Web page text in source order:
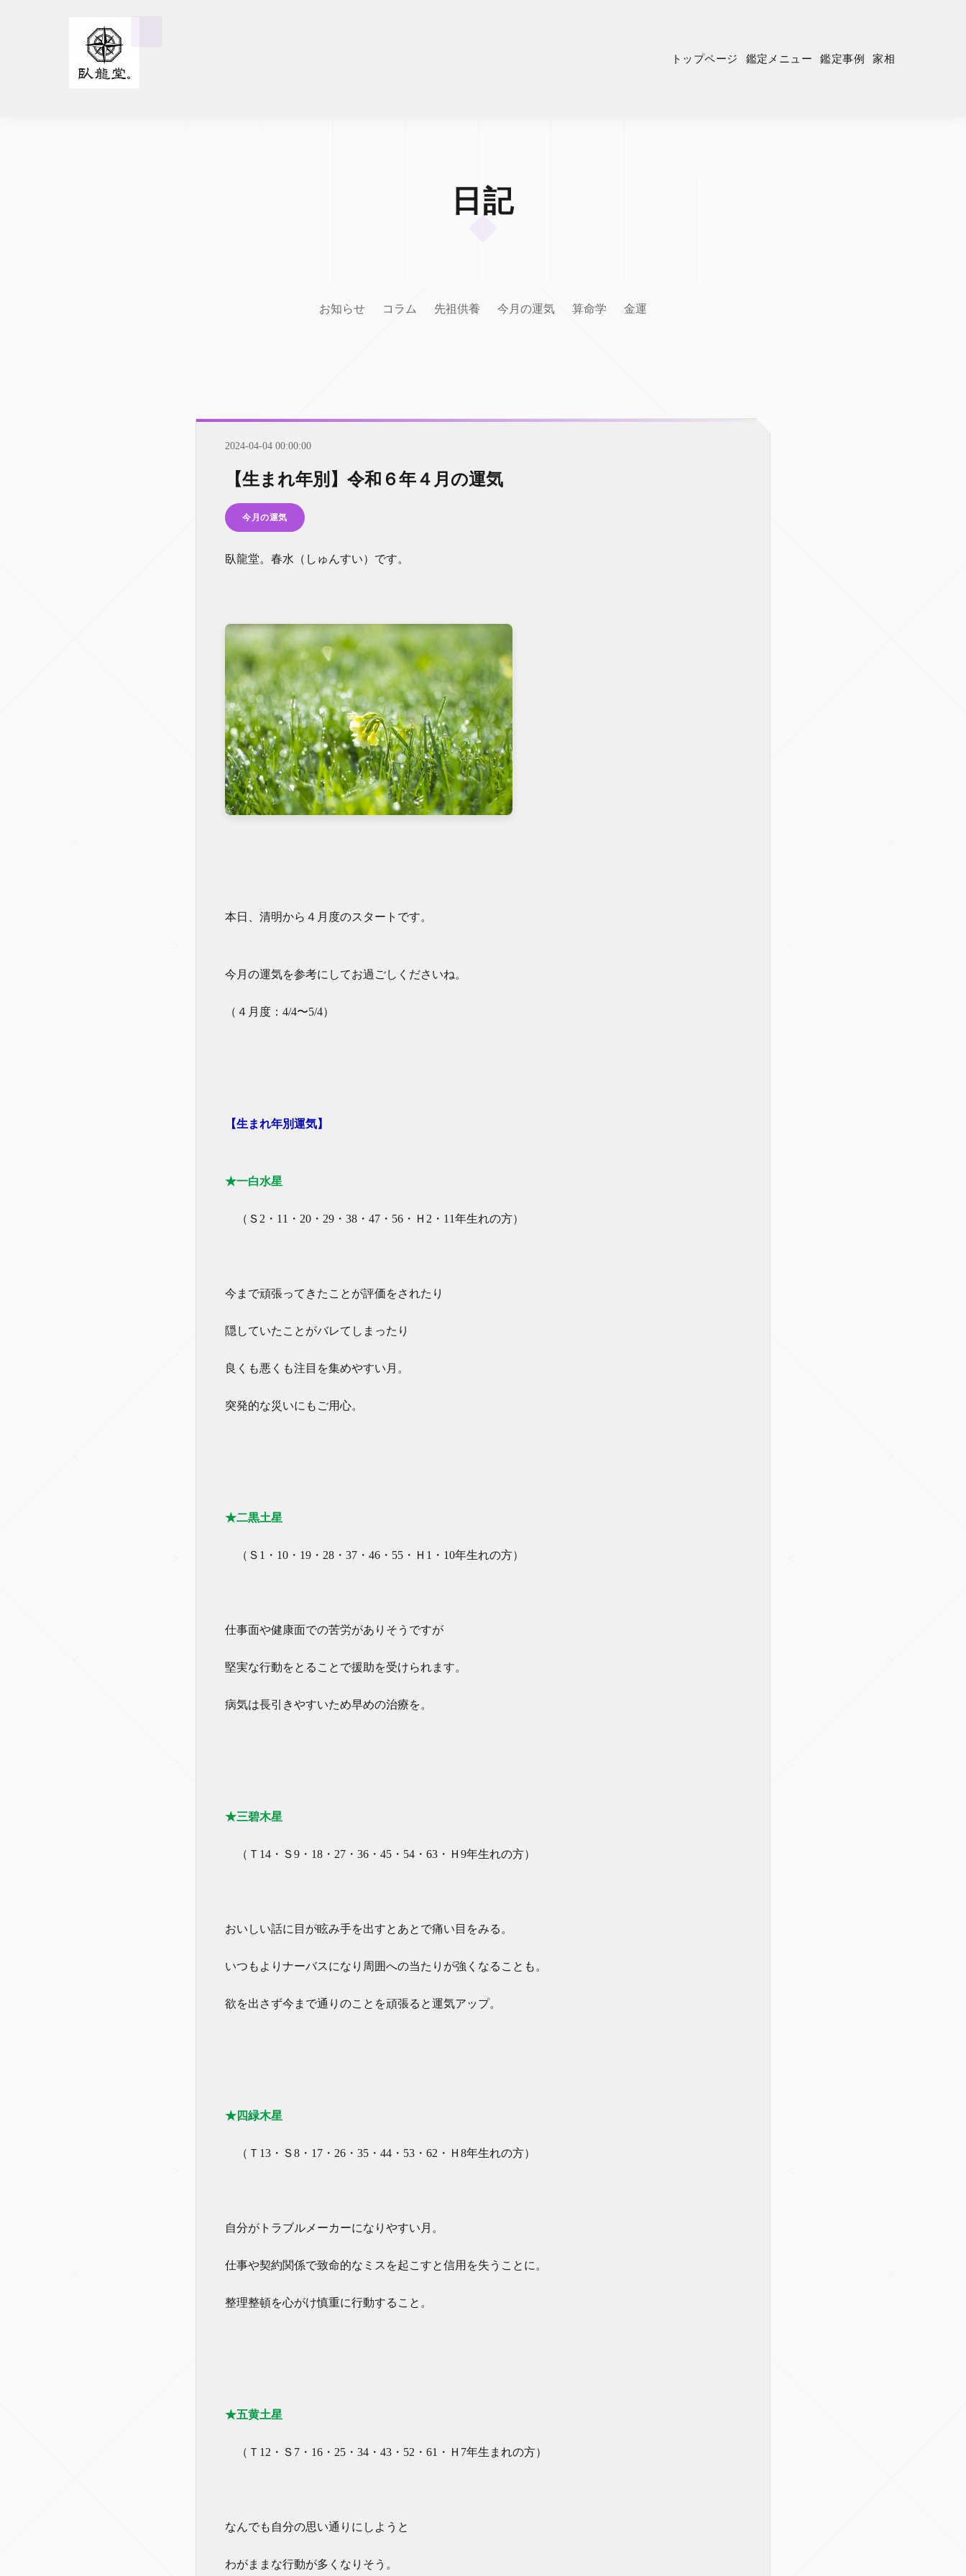
トップページ 鑑定メニュー 鑑定事例 家相
日記
お知らせ コラム 先祖供養 今月の運気 算命学 金運
2024-04-04 00:00:00
【生まれ年別】令和６年４月の運気
今月の運気
臥龍堂。春水（しゅんすい）です。
本日、清明から４月度のスタートです。
今月の運気を参考にしてお過ごしくださいね。
（４月度：4/4〜5/4）
【生まれ年別運気】
★一白水星
（Ｓ2・11・20・29・38・47・56・Ｈ2・11年生れの方）
今まで頑張ってきたことが評価をされたり
隠していたことがバレてしまったり
良くも悪くも注目を集めやすい月。
突発的な災いにもご用心。
★二黒土星
（Ｓ1・10・19・28・37・46・55・Ｈ1・10年生れの方）
仕事面や健康面での苦労がありそうですが
堅実な行動をとることで援助を受けられます。
病気は長引きやすいため早めの治療を。
★三碧木星
（Ｔ14・Ｓ9・18・27・36・45・54・63・Ｈ9年生れの方）
おいしい話に目が眩み手を出すとあとで痛い目をみる。
いつもよりナーバスになり周囲への当たりが強くなることも。
欲を出さず今まで通りのことを頑張ると運気アップ。
★四緑木星
（Ｔ13・Ｓ8・17・26・35・44・53・62・Ｈ8年生れの方）
自分がトラブルメーカーになりやすい月。
仕事や契約関係で致命的なミスを起こすと信用を失うことに。
整理整頓を心がけ慎重に行動すること。
★五黄土星
（Ｔ12・Ｓ7・16・25・34・43・52・61・Ｈ7年生まれの方）
なんでも自分の思い通りにしようと
わがままな行動が多くなりそう。